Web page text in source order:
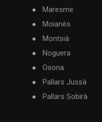
Maresme
Moianès
Montsià
Noguera
Osona
Pallars Jussà
Pallars Sobirà